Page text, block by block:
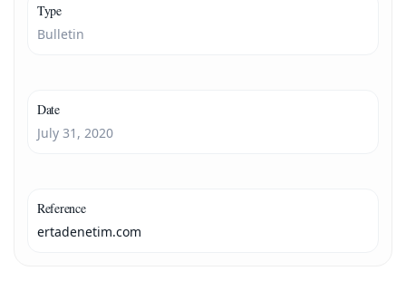
Type
Bulletin
Date
July 31, 2020
Reference
ertadenetim.com